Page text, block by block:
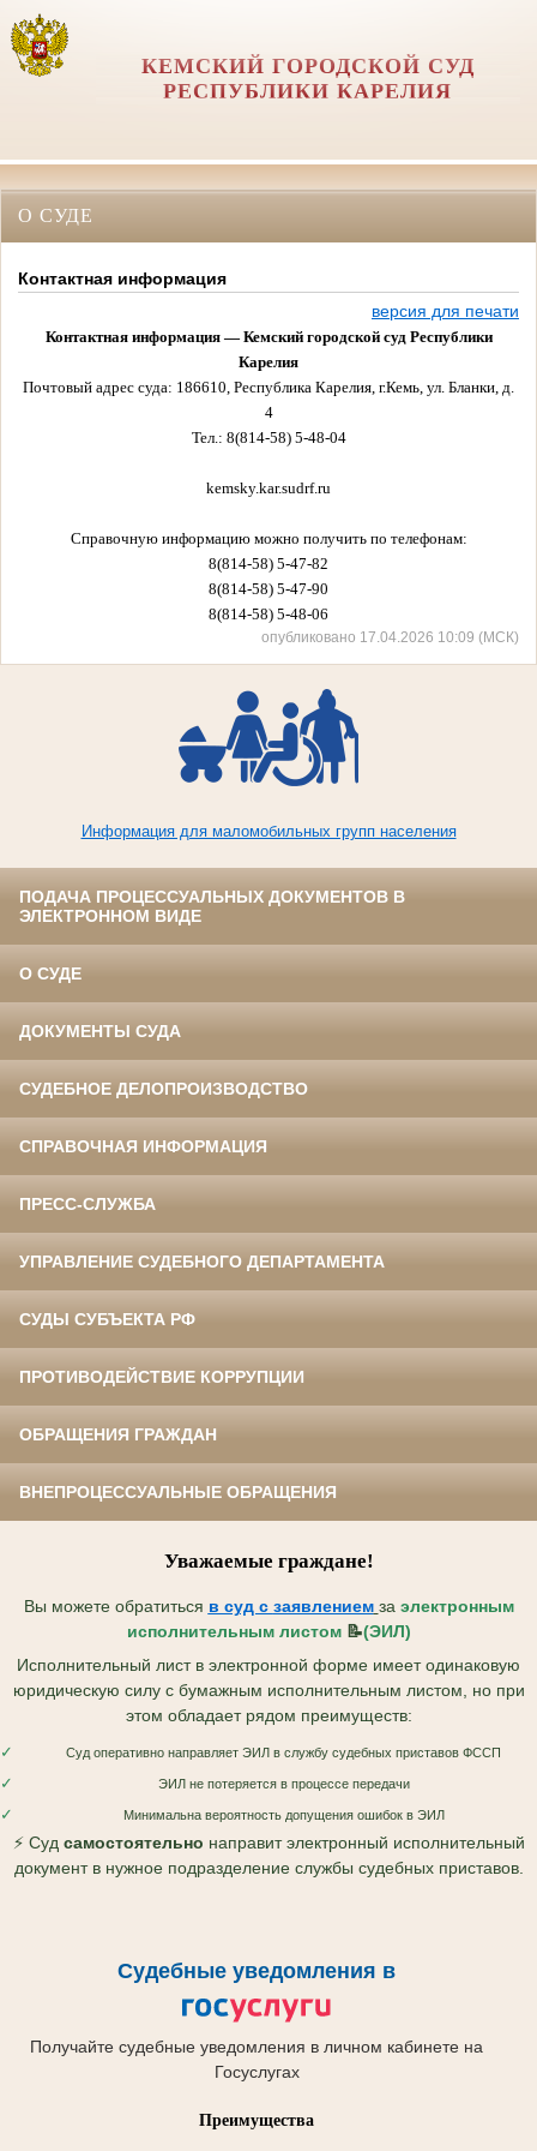
КЕМСКИЙ ГОРОДСКОЙ СУД
РЕСПУБЛИКИ КАРЕЛИЯ
О СУДЕ
Контактная информация
версия для печати
Контактная информация — Кемский городской суд Республики
Карелия
Почтовый адрес суда: 186610, Республика Карелия, г.Кемь, ул. Бланки, д.
4
Тел.: 8(814-58) 5-48-04
kemsky.kar.sudrf.ru
Справочную информацию можно получить по телефонам:
8(814-58) 5-47-82
8(814-58) 5-47-90
8(814-58) 5-48-06
опубликовано 17.04.2026 10:09 (МСК)
Информация для маломобильных групп населения
ПОДАЧА ПРОЦЕССУАЛЬНЫХ ДОКУМЕНТОВ В
ЭЛЕКТРОННОМ ВИДЕ
О СУДЕ
ДОКУМЕНТЫ СУДА
СУДЕБНОЕ ДЕЛОПРОИЗВОДСТВО
СПРАВОЧНАЯ ИНФОРМАЦИЯ
ПРЕСС-СЛУЖБА
УПРАВЛЕНИЕ СУДЕБНОГО ДЕПАРТАМЕНТА
СУДЫ СУБЪЕКТА РФ
ПРОТИВОДЕЙСТВИЕ КОРРУПЦИИ
ОБРАЩЕНИЯ ГРАЖДАН
ВНЕПРОЦЕССУАЛЬНЫЕ ОБРАЩЕНИЯ
Уважаемые граждане!
Вы можете обратиться в суд с заявлением за электронным
исполнительным листом 📝(ЭИЛ)
Исполнительный лист в электронной форме имеет одинаковую
юридическую силу с бумажным исполнительным листом, но при
этом обладает рядом преимуществ:
✓ Суд оперативно направляет ЭИЛ в службу судебных приставов ФССП
✓ ЭИЛ не потеряется в процессе передачи
✓ Минимальна вероятность допущения ошибок в ЭИЛ
⚡ Суд самостоятельно направит электронный исполнительный
документ в нужное подразделение службы судебных приставов.
Судебные уведомления в
Получайте судебные уведомления в личном кабинете на
Госуслугах
Преимущества